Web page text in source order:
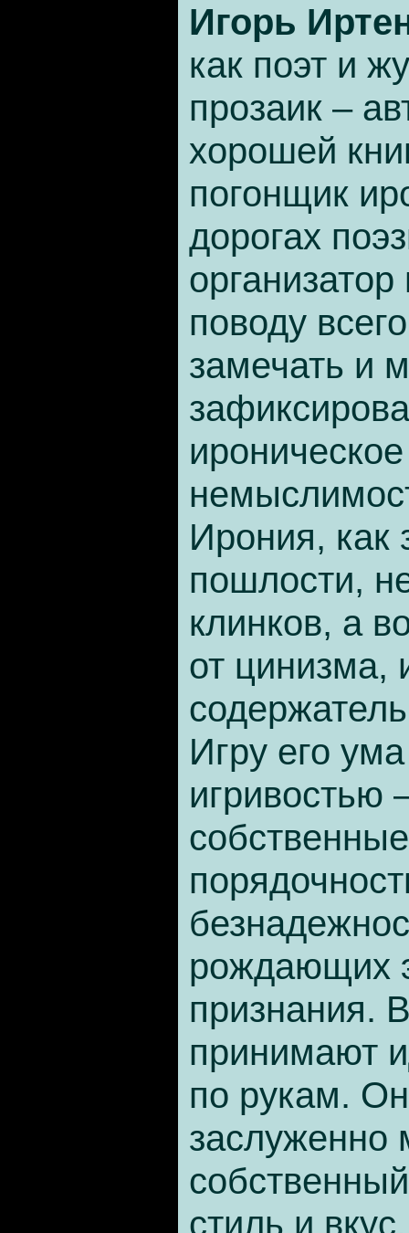
Игорь
как поэт и
прозаик –
хорошей
погонщик
дорогах
поводу
замечать и
Ирония, как
пошлости,
клинков, а
от цинизма,
Игру его
игривостью
рождающих
признания.
принимают
по рукам.
заслуженно
стиль и вкус.